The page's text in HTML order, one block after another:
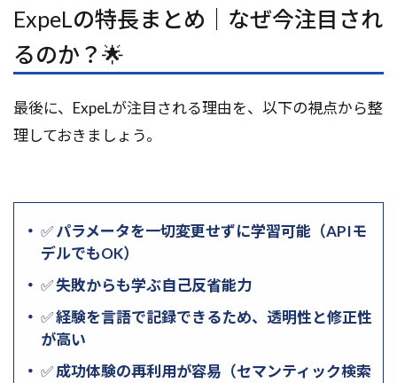
ExpeLの特長まとめ｜なぜ今注目され
るのか？🌟
最後に、ExpeLが注目される理由を、以下の視点から整
理しておきましょう。
✅パラメータを一切変更せずに学習可能（APIモ
デルでもOK）
✅失敗からも学ぶ自己反省能力
✅経験を言語で記録できるため、透明性と修正性
が高い
✅成功体験の再利用が容易（セマンティック検索